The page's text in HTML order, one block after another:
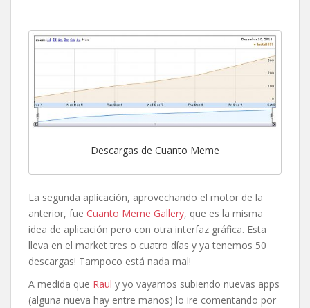
Descargas de Cuanto Meme
La segunda aplicación, aprovechando el motor de la
anterior, fue Cuanto Meme Gallery, que es la misma
idea de aplicación pero con otra interfaz gráfica. Esta
lleva en el market tres o cuatro días y ya tenemos 50
descargas! Tampoco está nada mal!
A medida que Raul y yo vayamos subiendo nuevas apps
(alguna nueva hay entre manos) lo ire comentando por